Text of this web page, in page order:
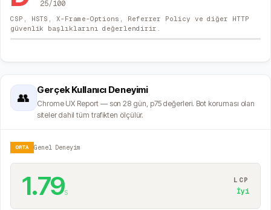
25/100
CSP, HSTS, X-Frame-Options, Referrer Policy ve diğer HTTP
güvenlik başlıklarını değerlendirir.
👥
Gerçek Kullanıcı Deneyimi
Chrome UX Report — son 28 gün, p75 değerleri. Bot koruması olan
siteler dahil tüm trafikten ölçülür.
ORTA Genel Deneyim
1.79s
LCP
İyi